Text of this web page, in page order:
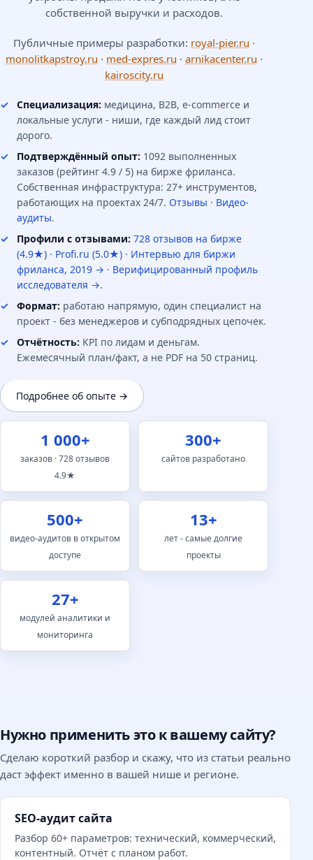
собственной выручки и расходов.
Публичные примеры разработки: royal-pier.ru ·
monolitkapstroy.ru · med-expres.ru · arnikacenter.ru ·
kairoscity.ru
Специализация: медицина, B2B, e-commerce и
локальные услуги - ниши, где каждый лид стоит
дорого.
Подтверждённый опыт: 1092 выполненных
заказов (рейтинг 4.9 / 5) на бирже фриланса.
Собственная инфраструктура: 27+ инструментов,
работающих на проектах 24/7. Отзывы · Видео-
аудиты.
Профили с отзывами: 728 отзывов на бирже
(4.9★) · Profi.ru (5.0★) · Интервью для биржи
фриланса, 2019 → · Верифицированный профиль
исследователя →.
Формат: работаю напрямую, один специалист на
проект - без менеджеров и субподрядных цепочек.
Отчётность: KPI по лидам и деньгам.
Ежемесячный план/факт, а не PDF на 50 страниц.
Подробнее об опыте →
1 000+
заказов · 728 отзывов
4.9★
300+
сайтов разработано
500+
видео-аудитов в открытом
доступе
13+
лет - самые долгие
проекты
27+
модулей аналитики и
мониторинга
Нужно применить это к вашему сайту?
Сделаю короткий разбор и скажу, что из статьи реально
даст эффект именно в вашей нише и регионе.
SEO-аудит сайта
Разбор 60+ параметров: технический, коммерческий,
контентный. Отчёт с планом работ.